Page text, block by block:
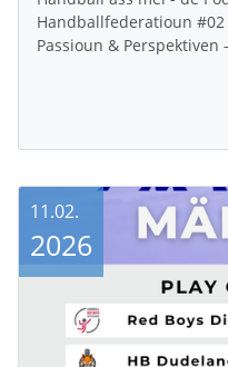
Handballfederatioun
Passioun & Perspektiven
11.02.
2026